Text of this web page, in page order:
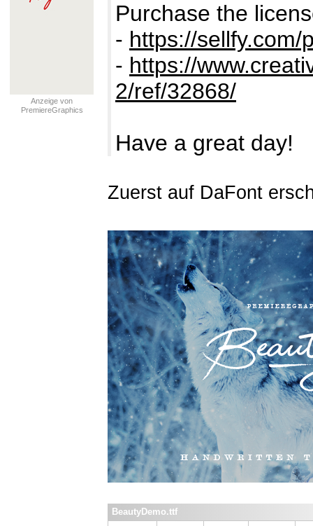
Anzeige von
PremiereGraphics
Purchase the
- https://sellfy.com/
- https://
2/ref/32868/
Have a great day!
Zuerst auf DaFont
BeautyDemo.ttf